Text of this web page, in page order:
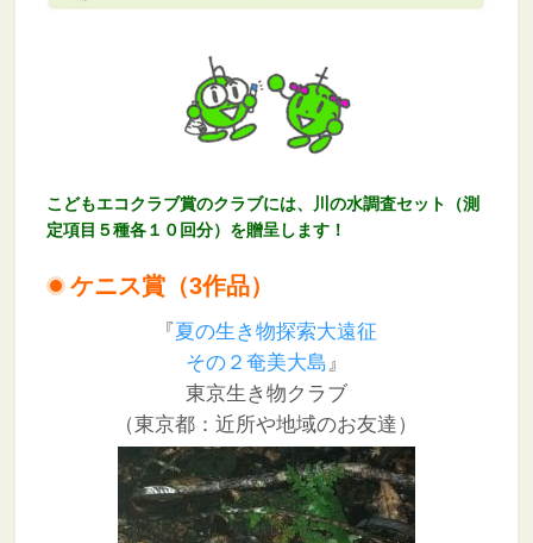
こどもエコクラブ賞のクラブには、
川の水調査セット（測
定項目５種各１０回分） を贈呈します！
ケニス賞（3作品）
『夏の生き物探索大遠征
その２奄美大島』
東京生き物クラブ
（東京都：近所や地域のお友達）